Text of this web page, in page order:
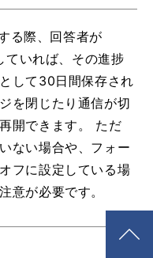
る際、回答者が
いれば、その進捗
して30日間保存され
を閉じたり通信が切
開できます。 ただ
ない場合や、フォー
フに設定している場
意が必要です。